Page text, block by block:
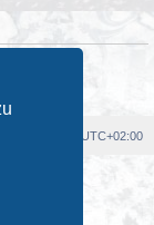
UTC+02:00
Limited